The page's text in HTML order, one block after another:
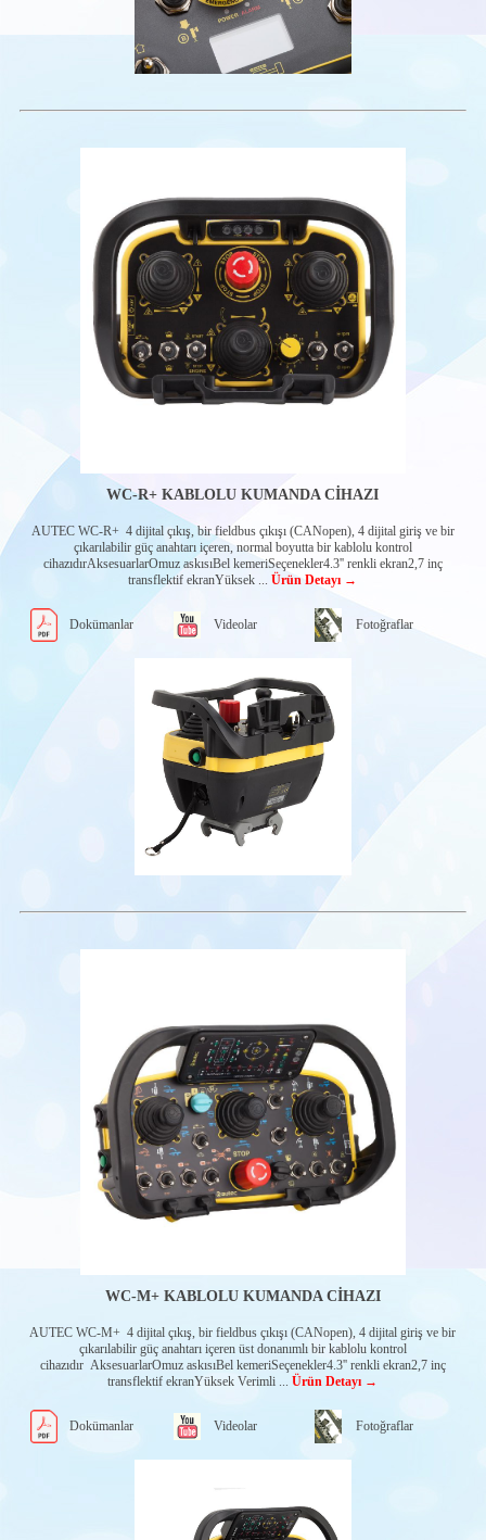
WC-R+ KABLOLU KUMANDA CİHAZI
AUTEC WC-R+ 4 dijital çıkış, bir fieldbus çıkışı (CANopen), 4 dijital giriş ve bir
çıkarılabilir güç anahtarı içeren, normal boyutta bir kablolu kontrol
cihazıdırAksesuarlarOmuz askısıBel kemeriSeçenekler4.3'' renkli ekran2,7 inç
transflektif ekranYüksek ...Ürün Detayı →
Dokümanlar Videolar Fotoğraflar
WC-M+ KABLOLU KUMANDA CİHAZI
AUTEC WC-M+ 4 dijital çıkış, bir fieldbus çıkışı (CANopen), 4 dijital giriş ve bir
çıkarılabilir güç anahtarı içeren üst donanımlı bir kablolu kontrol
cihazıdır AksesuarlarOmuz askısıBel kemeriSeçenekler4.3'' renkli ekran2,7 inç
transflektif ekranYüksek Verimli ...Ürün Detayı →
Dokümanlar Videolar Fotoğraflar